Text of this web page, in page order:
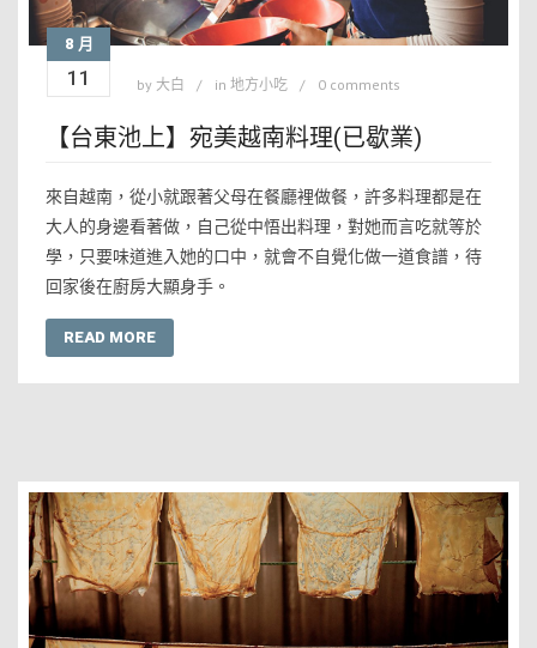
8 月
11 by 大白 in 地方小吃 0 comments
【台東池上】宛美越南料理(已歇業)
來自越南，從小就跟著父母在餐廳裡做餐，許多料理都是在
大人的身邊看著做，自己從中悟出料理，對她而言吃就等於
學，只要味道進入她的口中，就會不自覺化做一道食譜，待
回家後在廚房大顯身手。
READ MORE